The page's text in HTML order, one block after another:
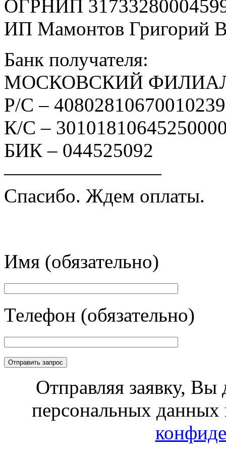
ОГРНИП
ИП Мамонтов Григорий
Банк получателя:
МОСКОВСКИЙ
Р/С –
К/С –
БИК – 044525092
————————
Спасибо. Ждем оплаты.
Имя (обязательно)
Телефон (обязательно)
Отправляя заявку, Вы
персональных данных